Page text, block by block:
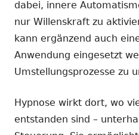
dabei, innere
nur Willenskraft zu
kann ergänzend auch
Anwendung eingesetzt
Umstellungsprozesse zu
Hypnose wirkt dort, wo
entstanden sind –